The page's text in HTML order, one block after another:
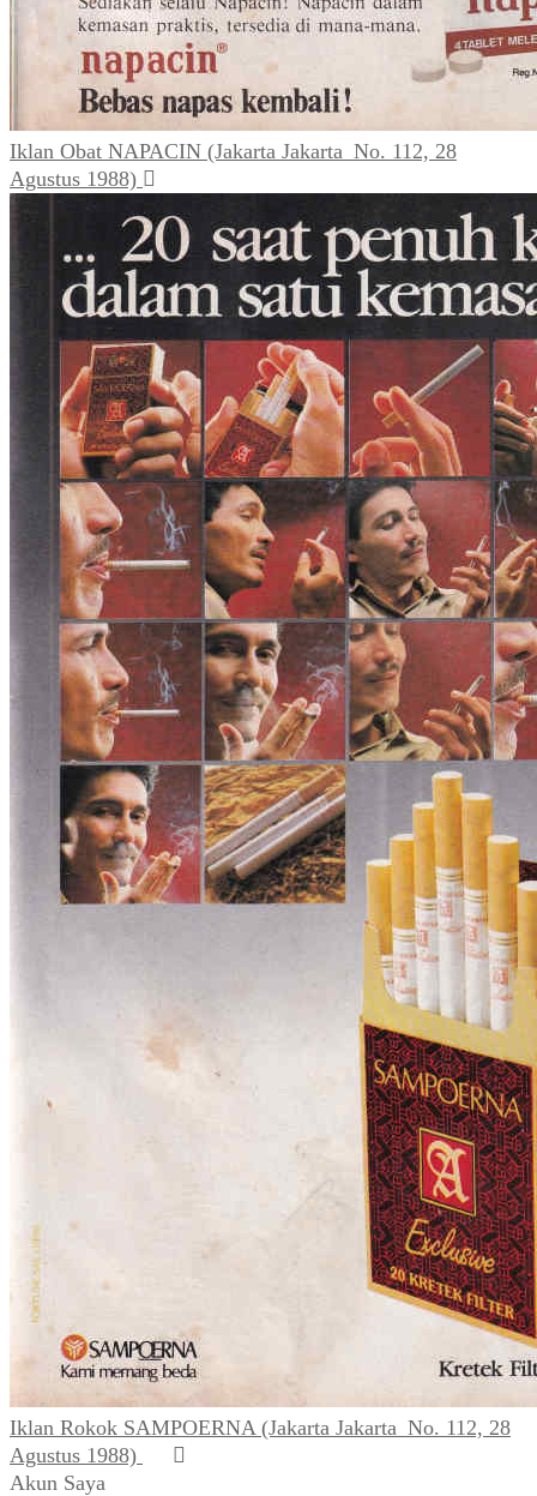
Iklan Obat NAPACIN (Jakarta Jakarta_No. 112, 28
Agustus 1988)
Iklan Rokok SAMPOERNA (Jakarta Jakarta_No. 112, 28
Agustus 1988)
Akun Saya